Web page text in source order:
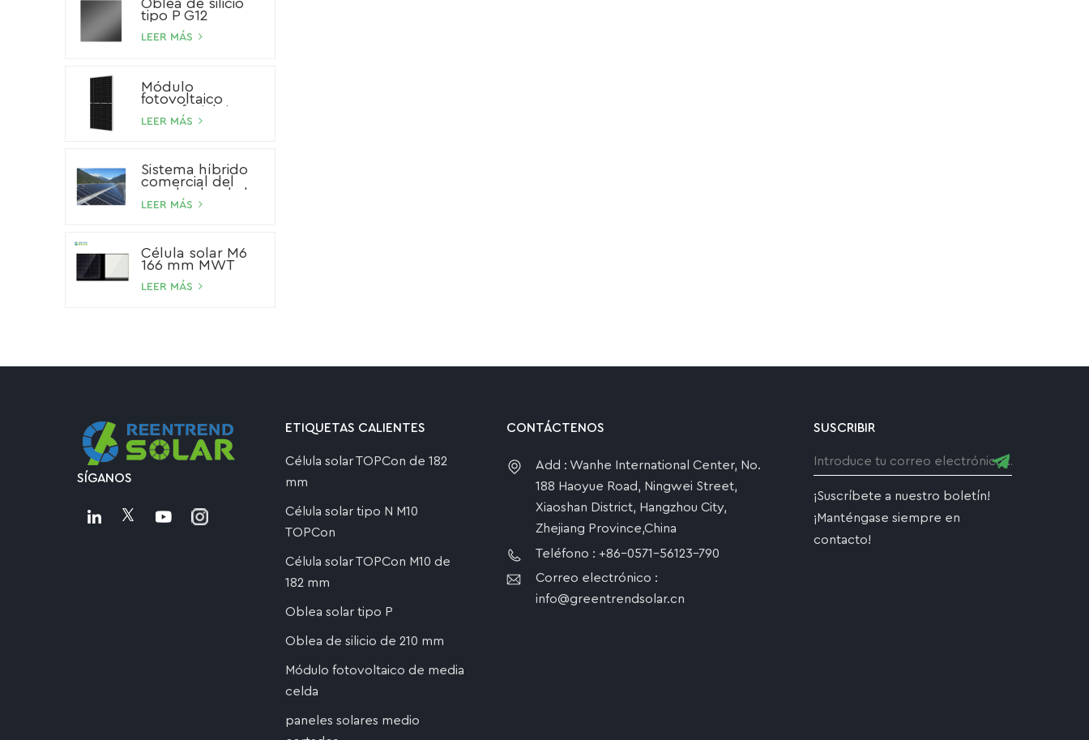
Oblea de silicio
tipo P G12
LEER MÁS
Módulo
fotovoltaico
monofacial tipo P
de 545 W
LEER MÁS
Sistema híbrido
comercial del
panel solar de la
batería de ión de
100kW 200kW
500kW
LEER MÁS
Célula solar M6
166 mm MWT
LEER MÁS
SÍGANOS
ETIQUETAS CALIENTES
Célula solar TOPCon de 182
mm
Célula solar tipo N M10
TOPCon
Célula solar TOPCon M10 de
182 mm
Oblea solar tipo P
Oblea de silicio de 210 mm
Módulo fotovoltaico de media
celda
paneles solares medio
CONTÁCTENOS
Add : Wanhe International Center, No.
188 Haoyue Road, Ningwei Street,
Xiaoshan District, Hangzhou City,
Zhejiang Province,China
Teléfono : +86-0571-56123-790
Correo electrónico :
info@greentrendsolar.cn
SUSCRIBIR
¡Suscríbete a nuestro boletín!
¡Manténgase siempre en
contacto!